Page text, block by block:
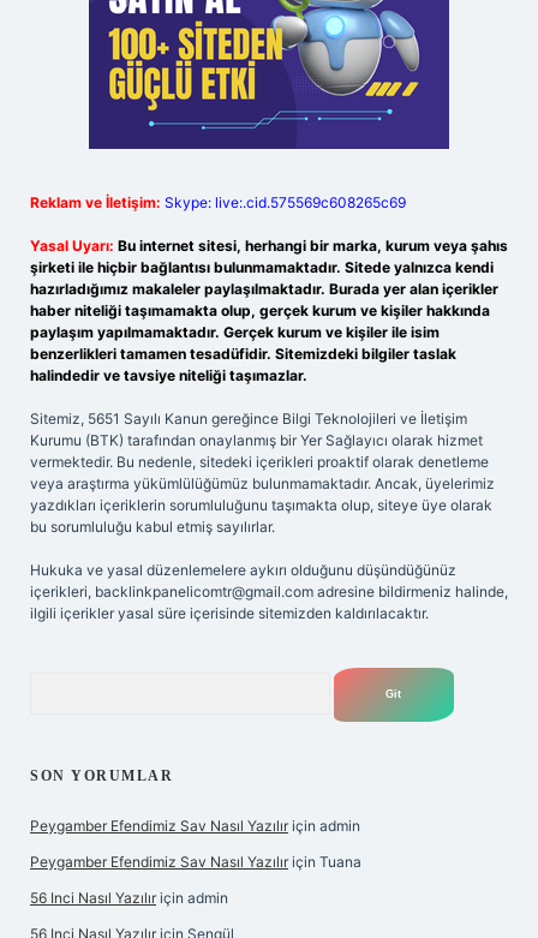
Reklam ve İletişim: Skype: live:.cid.575569c608265c69
Yasal Uyarı: Bu internet sitesi, herhangi bir marka, kurum veya şahıs
şirketi ile hiçbir bağlantısı bulunmamaktadır. Sitede yalnızca kendi
hazırladığımız makaleler paylaşılmaktadır. Burada yer alan içerikler
haber niteliği taşımamakta olup, gerçek kurum ve kişiler hakkında
paylaşım yapılmamaktadır. Gerçek kurum ve kişiler ile isim
benzerlikleri tamamen tesadüfidir. Sitemizdeki bilgiler taslak
halindedir ve tavsiye niteliği taşımazlar.
Sitemiz, 5651 Sayılı Kanun gereğince Bilgi Teknolojileri ve İletişim
Kurumu (BTK) tarafından onaylanmış bir Yer Sağlayıcı olarak hizmet
vermektedir. Bu nedenle, sitedeki içerikleri proaktif olarak denetleme
veya araştırma yükümlülüğümüz bulunmamaktadır. Ancak, üyelerimiz
yazdıkları içeriklerin sorumluluğunu taşımakta olup, siteye üye olarak
bu sorumluluğu kabul etmiş sayılırlar.
Hukuka ve yasal düzenlemelere aykırı olduğunu düşündüğünüz
içerikleri, backlinkpanelicomtr@gmail.com adresine bildirmeniz halinde,
ilgili içerikler yasal süre içerisinde sitemizden kaldırılacaktır.
SON YORUMLAR
Peygamber Efendimiz Sav Nasıl Yazılır için admin
Peygamber Efendimiz Sav Nasıl Yazılır için Tuana
56 Inci Nasıl Yazılır için admin
56 Inci Nasıl Yazılır için Şengül